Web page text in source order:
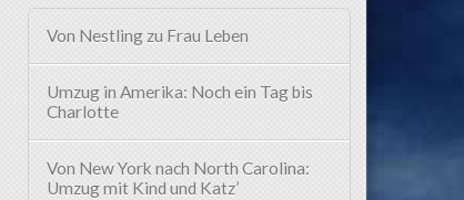
Von Nestling zu Frau Leben
Umzug in Amerika: Noch ein Tag bis
Charlotte
Von New York nach North Carolina:
Umzug mit Kind und Katz’